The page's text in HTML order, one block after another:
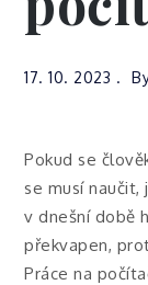
17. 10. 2023
Pokud se
se musí naučit,
v dnešní době
překvapen,
Práce na